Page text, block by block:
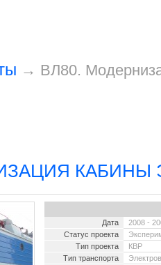
→ ВЛ80.
КАБИНЫ
Дата
2008 -
Статус проекта
Тип проекта
КВР
Тип транспорта